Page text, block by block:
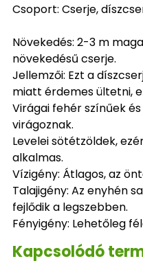
Csoport: Cserje,
Növekedés: 2-3 m
növekedésű cserje.
Jellemzői: Ezt a
miatt érdemes ültetni,
Virágai fehér színűek
virágoznak.
Levelei sötétzöldek,
alkalmas.
Vízigény: Átlagos, az
Talajigény: Az enyhén
fejlődik a legszebben.
Fényigény: Lehetőleg
Kapcsolódó